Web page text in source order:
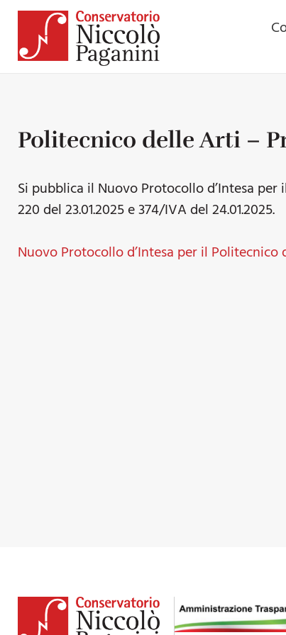
Politecnico delle Arti –
Si pubblica il Nuovo Protocollo d’Intesa
220 del 23.01.2025 e 374/IVA del 24.01.2025.
Nuovo Protocollo d’Intesa per il Politecnico